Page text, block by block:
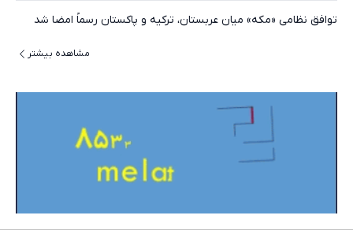
توافق نظامی «مکه» میان عربستان، ترکیه و پاکستان رسماً امضا شد
مشاهده بیشتر